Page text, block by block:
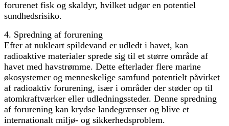
forurenet fisk og skaldyr, hvilket udgør en potentiel
sundhedsrisiko.
4. Spredning af forurening
Efter at nukleart spildevand er udledt i havet, kan
radioaktive materialer sprede sig til et større område af
havet med havstrømme. Dette efterlader flere marine
økosystemer og menneskelige samfund potentielt påvirket
af radioaktiv forurening, især i områder der støder op til
atomkraftværker eller udledningssteder. Denne spredning
af forurening kan krydse landegrænser og blive et
internationalt miljø- og sikkerhedsproblem.